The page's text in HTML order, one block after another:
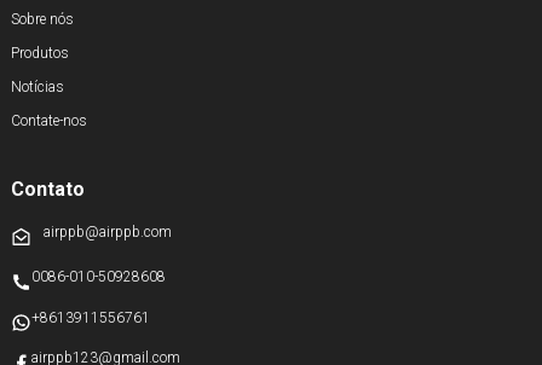
Sobre nós
Produtos
Notícias
Contate-nos
Contato
airppb@airppb.com
0086-010-50928608
+8613911556761
airppb123@gmail.com